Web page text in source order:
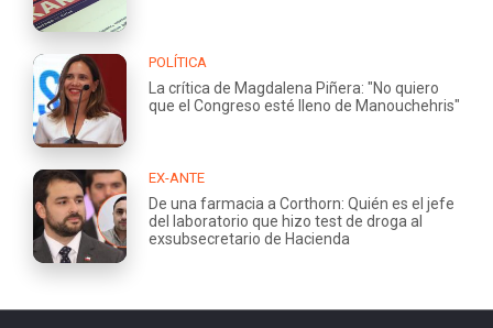
POLÍTICA
La crítica de Magdalena Piñera: "No quiero
que el Congreso esté lleno de Manouchehris"
EX-ANTE
De una farmacia a Corthorn: Quién es el jefe
del laboratorio que hizo test de droga al
exsubsecretario de Hacienda